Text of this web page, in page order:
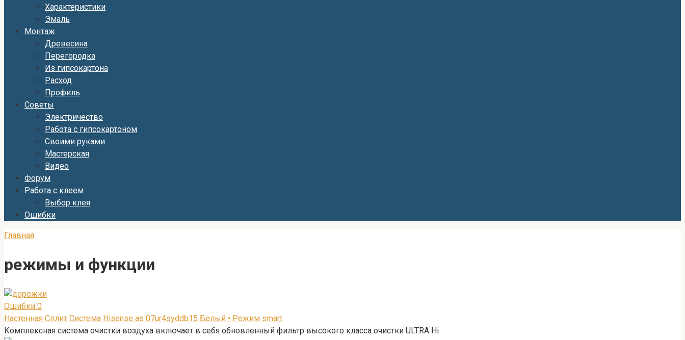
Характеристики
Эмаль
Монтаж
Древесина
Перегородка
Из гипсокартона
Расход
Профиль
Советы
Электричество
Работа с гипсокартоном
Своими руками
Мастерская
Видео
Форум
Работа с клеем
Выбор клея
Ошибки
Главная
режимы и функции
Ошибки 0
Настенная Сплит Система Hisense as 07ur4syddb15 Белый • Режим smart
Комплексная система очистки воздуха включает в себя обновленный фильтр высокого класса очистки ULTRA Hi